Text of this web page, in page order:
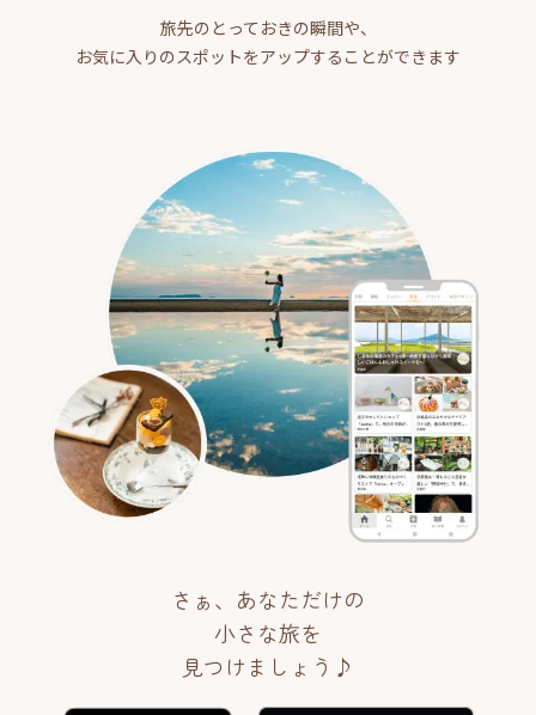
旅先のとっておきの瞬間や、
お気に入りのスポットをアップすることができます
さぁ、あなただけの
小さな旅を
見つけましょう♪